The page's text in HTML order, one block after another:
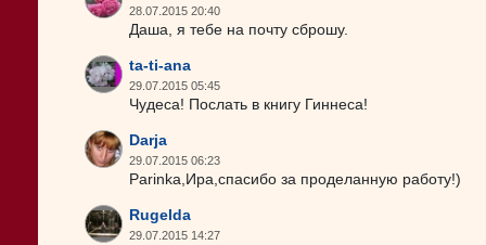
28.07.2015 20:40
Даша, я тебе на почту сброшу.
ta-ti-ana
29.07.2015 05:45
Чудеса! Послать в книгу Гиннеса!
Darja
29.07.2015 06:23
Parinka,Ира,спасибо за проделанную работу!)
Rugelda
29.07.2015 14:27